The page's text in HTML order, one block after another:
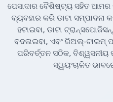
ପେସାଦାର ବୈଶିଷ୍ଟ୍ୟ ସହିତ
ବ୍ୟବହାର କରି ଡାଟା
ହଟାଇବା, ଡାଟା
ବଦଳାଇବା, ଏବଂ ରିଅଲ୍-ଟାଇମ୍
ପରିବର୍ତ୍ତନ ସଠିକ, ବିଶ୍ୱସନୀୟ
ସ୍ୱୟଂଚାଳିତ